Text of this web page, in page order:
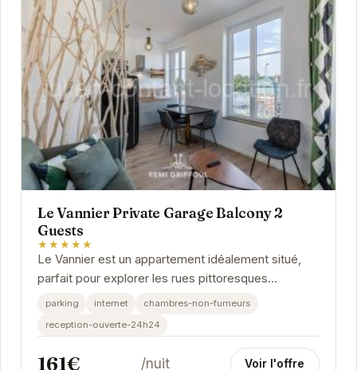
Le Vannier Private Garage Balcony 2
Guests
★★★★★
Le Vannier est un appartement idéalement situé,
parfait pour explorer les rues pittoresques
d'Honfleur. Son garage privé est un atout majeur,
parking internet
chambres-non-fumeurs
reception-ouverte-24h24
161€ /nuit Voir l'offre